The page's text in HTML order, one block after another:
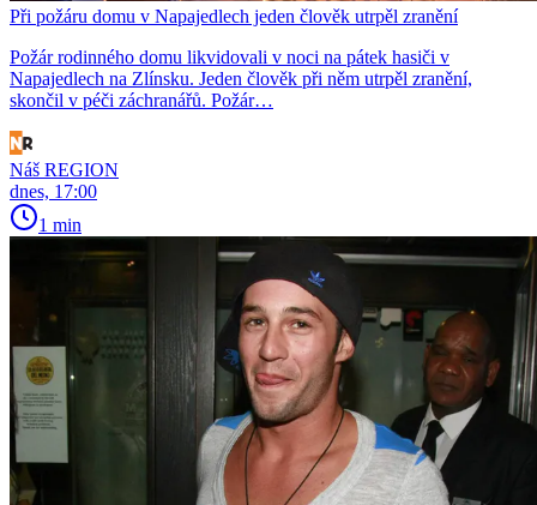
Při požáru domu v Napajedlech jeden člověk utrpěl zranění
Požár rodinného domu likvidovali v noci na pátek hasiči v
Napajedlech na Zlínsku. Jeden člověk při něm utrpěl zranění,
skončil v péči záchranářů. Požár…
Náš REGION
dnes, 17:00
1 min